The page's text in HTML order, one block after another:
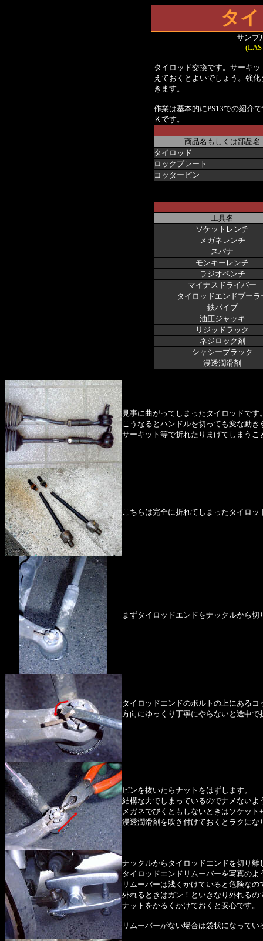
タ
サンプ
タイロッド交換です。サーキ
えておくとよいでしょう。強
きます。
作業は基本的にPS13での紹介
Ｋです。
商品名もしくは部品名
タイロッド
ロックプレート
コッターピン
工具名
ソケットレンチ
メガネレンチ
スパナ
モンキーレンチ
ラジオペンチ
マイナスドライバー
タイロッドエンドプーラ
鉄パイプ
油圧ジャッキ
リジッドラック
ネジロック剤
シャシーブラック
浸透潤滑剤
見事に曲がってしまったタイロッドです
こうなるとハンドルを切っても変な動
サーキット等で折れたりまげてしまう
こちらは完全に折れてしまったタイロッ
まずタイロッドエンドをナックルから切
タイロッドエンドのボルトの上にある
方向にゆっくり丁寧にやらないと途中
ピンを抜いたらナットをはずします。
結構な力でしまっているのでナメないよ
メガネでびくともしないときはソケッ
浸透潤滑剤を吹き付けておくとラクにな
ナックルからタイロッドエンドを切り離
タイロッドエンドリムーバーを写真の
リムーバーは浅くかけていると危険な
外れるときはガン！といきなり外れるの
ナットをかるくかけておくと安心です。
リムーバーがない場合は袋状になって